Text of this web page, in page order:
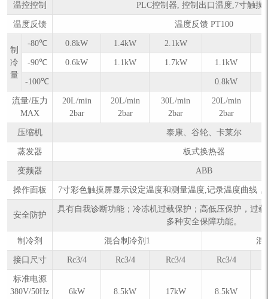
温控控制 PLC控制器, 控制出口温度,7寸触摸
温度反馈 温度反馈 PT100
制
冷
量
-80℃ 0.8kW 1.4kW 2.1kW
-90℃ 0.6kW 1.1kW 1.7kW 1.1kW
-100℃ 0.8kW
流量/压力
MAX
20L/min
2bar
20L/min
2bar
30L/min
2bar
20L/min
2bar
压缩机 泰康、谷轮、卡莱尔
蒸发器 板式换热器
变频器 ABB
操作面板 7寸彩色触摸屏显示设定温度和测量温度,记录温度曲线，
安全防护
具有自我诊断功能；冷冻机过载保护；高低压保护，过
多种安全保障功能。
制冷剂 混合制冷剂1 混
接口尺寸 Rc3/4 Rc3/4 Rc3/4 Rc3/4
标准电源
380V/50Hz
6kW 8.5kW 17kW 8.5kW